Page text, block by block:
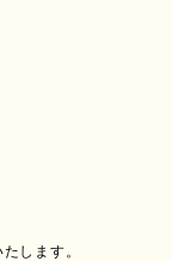
します。